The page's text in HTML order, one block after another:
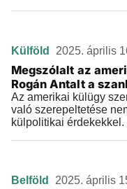
Külföld 2025. április
Megszólalt az
Rogán Antalt a
Az amerikai külügy
való szerepeltetése
külpolitikai érdekekkel.
Belföld 2025. április